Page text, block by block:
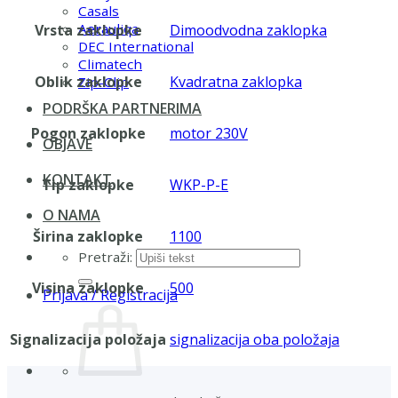
Casals
Aerauliqa
DEC International
Climatech
Zip-Clip
PODRŠKA PARTNERIMA
OBJAVE
KONTAKT
O NAMA
Pretraži:
Prijava / Registracija
Vrsta zaklopke Dimoodvodna zaklopka
Oblik zaklopke Kvadratna zaklopka
Pogon zaklopke motor 230V
Tip zaklopke WKP-P-E
Širina zaklopke 1100
Visina zaklopke 500
Signalizacija položaja signalizacija oba položaja